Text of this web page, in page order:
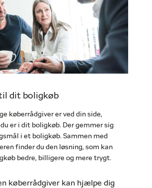
dit boligkøb
køberrådgiver er ved din side,
er i dit boligkøb. Der gemmer sig
i et boligkøb. Sammen med
finder du den løsning, som kan
bedre, billigere og mere trygt.
køberrådgiver kan hjælpe dig